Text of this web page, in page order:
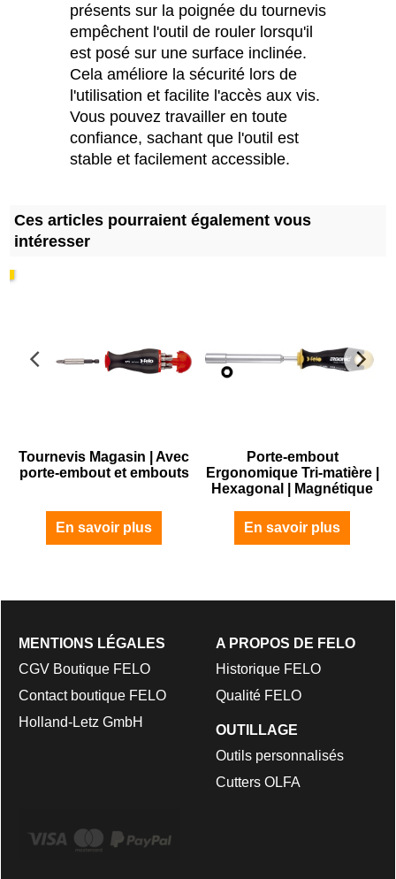
présents sur la poignée du tournevis
empêchent l'outil de rouler lorsqu'il
est posé sur une surface inclinée.
Cela améliore la sécurité lors de
l'utilisation et facilite l'accès aux vis.
Vous pouvez travailler en toute
confiance, sachant que l'outil est
stable et facilement accessible.
Ces articles pourraient également vous
intéresser
Tournevis Magasin | Avec
porte-embout et embouts
En savoir plus
Porte-embout
Ergonomique Tri-matière |
Hexagonal | Magnétique
En savoir plus
MENTIONS LÉGALES
CGV Boutique FELO
Contact boutique FELO
Holland-Letz GmbH
A PROPOS DE FELO
Historique FELO
Qualité FELO
OUTILLAGE
Outils personnalisés
Cutters OLFA